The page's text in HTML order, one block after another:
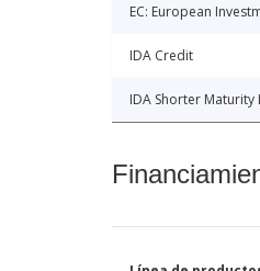
EC: European
IDA Credit
IDA Shorter Maturity